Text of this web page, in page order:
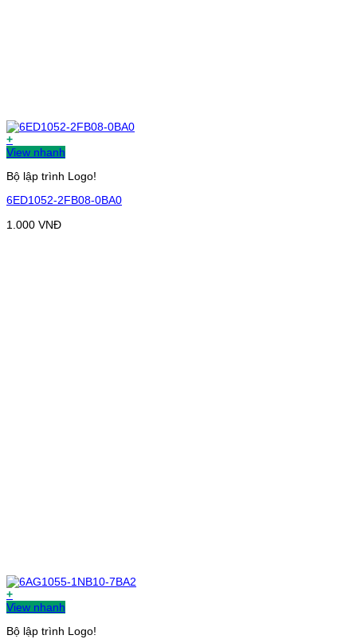
+
View nhanh
Bộ lập trình Logo!
6ED1052-2FB08-0BA0
1.000 VNĐ
+
View nhanh
Bộ lập trình Logo!